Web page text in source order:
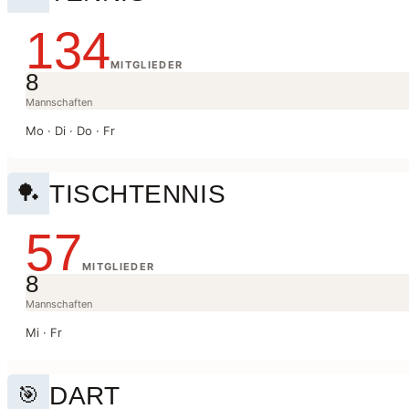
134MITGLIEDER
8
Mannschaften
Mo · Di · Do · Fr
🏓 TISCHTENNIS
57MITGLIEDER
8
Mannschaften
Mi · Fr
🎯 DART